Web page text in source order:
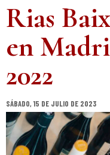
Rias
en
2022
SÁBADO, 15 DE JULIO DE 2023